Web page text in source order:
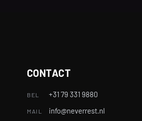
CONTACT
BEL +31 79 331 9880
MAIL info@neverrest.nl